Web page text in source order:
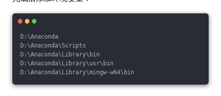
D:\Anaconda
D:\Anaconda\Scripts
D:\Anaconda\Library\bin
D:\Anaconda\Library\usr\bin
D:\Anaconda\Library\mingw-w64\bin